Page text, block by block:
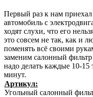
Первый раз к нам
автомобиль с
ходят слухи, что его
это совсем не так, как и
поменять всё своими
заменим салонный
надо делать каждые 10-15
минут.
Артикул:
Угольный салонный